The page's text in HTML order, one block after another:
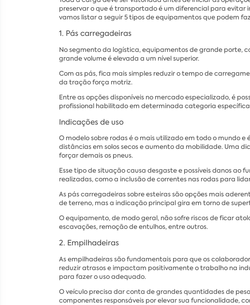
preservar o que é transportado é um diferencial para evitar
vamos listar a seguir 5 tipos de equipamentos que podem
1. Pás carregadeiras
No segmento da logística, equipamentos de grande porte,
grande volume é elevada a um nível superior.
Com as pás, fica mais simples reduzir o tempo de
da tração força motriz.
Entre as opções disponíveis no mercado especializado, é
profissional habilitado em determinada categoria
Indicações de uso
O modelo sobre rodas é o mais utilizado em todo o mundo
distâncias em solos secos e aumento da mobilidade. Uma
forçar demais os pneus.
Esse tipo de situação causa desgaste e possíveis danos
realizadas, como a inclusão de correntes nas rodas para
As pás carregadeiras sobre esteiras são opções mais
de terreno, mas a indicação principal gira em torno de
O equipamento, de modo geral, não sofre riscos de ficar
escavações, remoção de entulhos, entre outros.
2. Empilhadeiras
As empilhadeiras são fundamentais para que os
reduzir atrasos e impactam positivamente o trabalho na
para fazer o uso adequado.
O veículo precisa dar conta de grandes quantidades de
componentes responsáveis por elevar sua funcionalidade,